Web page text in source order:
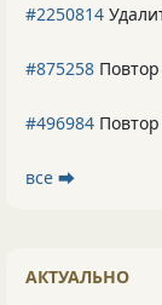
#2250814
#875258
#496984
все ⮕
АКТУАЛЬНО